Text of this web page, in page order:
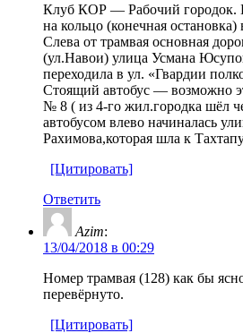
Клуб КОР — Рабочий городок.
на кольцо (конечная
Слева от трамвая основная
(ул.Навои) улица Усмана
переходила в ул. «Гвардии
Стоящий автобус — возможно
№ 8 ( из 4-го жил.городка шёл
автобусом влево начиналась
Рахимова,которая шла к
[Цитировать]
Ответить
Azim:
13/04/2018 в 00:29
Номер трамвая (128) как бы
перевёрнуто.
[Цитировать]